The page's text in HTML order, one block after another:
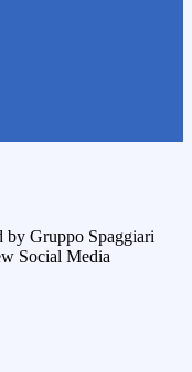
by Gruppo Spaggiari
Social Media